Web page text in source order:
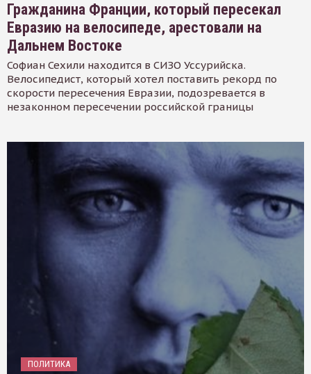
Гражданина Франции, который пересекал
Евразию на велосипеде, арестовали на
Дальнем Востоке
Софиан Сехили находится в СИЗО Уссурийска.
Велосипедист, который хотел поставить рекорд по
скорости пересечения Евразии, подозревается в
незаконном пересечении российской границы
ПОЛИТИКА